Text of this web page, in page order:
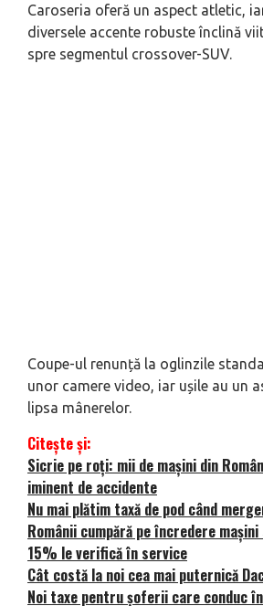
Caroseria oferă un aspect atletic,
diversele accente robuste înclină
spre segmentul crossover-SUV.
Coupe-ul renunță la oglinzile
unor camere video, iar ușile au un
lipsa mânerelor.
Citește și:
Sicrie pe roți: mii de mașini din
iminent de accidente
Nu mai plătim taxă de pod când
Românii cumpără pe încredere
15% le verifică în service
Cât costă la noi cea mai puternică
Noi taxe pentru șoferii care conduc